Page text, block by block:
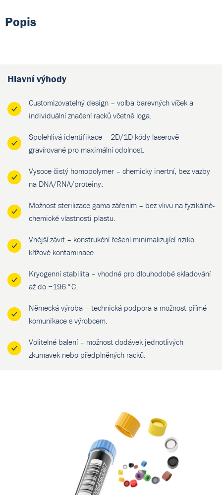
Popis
Hlavní výhody
Customizovatelný design – volba barevných víček a
individuální značení racků včetně loga.
Spolehlivá identifikace – 2D/1D kódy laserově
gravírované pro maximální odolnost.
Vysoce čistý homopolymer – chemicky inertní, bez vazby
na DNA/RNA/proteiny.
Možnost sterilizace gama zářením – bez vlivu na fyzikálně-
chemické vlastnosti plastu.
Vnější závit – konstrukční řešení minimalizující riziko
křížové kontaminace.
Kryogenní stabilita – vhodné pro dlouhodobé skladování
až do −196 °C.
Německá výroba – technická podpora a možnost přímé
komunikace s výrobcem.
Volitelné balení – možnost dodávek jednotlivých
zkumavek nebo předplněných racků.